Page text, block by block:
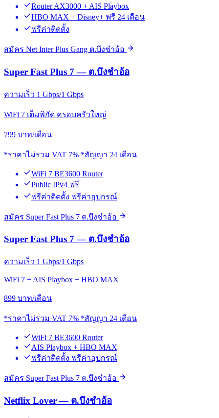
Router AX3000 + AIS Playbox
HBO MAX + Disney+ ฟรี 24 เดือน
ฟรีค่าติดตั้ง
สมัคร Net Inter Plus Gang ต.บึงชำอ้อ
Super Fast Plus 7 — ต.บึงชำอ้อ
ความเร็ว 1 Gbps/1 Gbps
WiFi 7 เต็มพิกัด ครอบครัวใหญ่
799 บาท/เดือน
*ราคาไม่รวม VAT 7% *สัญญา 24 เดือน
WiFi 7 BE3600 Router
Public IPv4 ฟรี
ฟรีค่าติดตั้ง ฟรีค่าอุปกรณ์
สมัคร Super Fast Plus 7 ต.บึงชำอ้อ
Super Fast Plus 7 — ต.บึงชำอ้อ
ความเร็ว 1 Gbps/1 Gbps
WiFi 7 + AIS Playbox + HBO MAX
899 บาท/เดือน
*ราคาไม่รวม VAT 7% *สัญญา 24 เดือน
WiFi 7 BE3600 Router
AIS Playbox + HBO MAX
ฟรีค่าติดตั้ง ฟรีค่าอุปกรณ์
สมัคร Super Fast Plus 7 ต.บึงชำอ้อ
Netflix Lover — ต.บึงชำอ้อ